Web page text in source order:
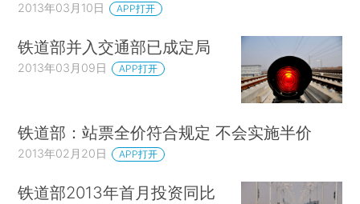
2013年03月10日 APP打开
铁道部并入交通部已成定局
2013年03月09日 APP打开
铁道部：站票全价符合规定 不会实施半价
2013年02月20日 APP打开
铁道部2013年首月投资同比